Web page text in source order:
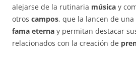
alejarse de la rutinaria música y
otros campos, que la lancen de
fama eterna y permitan destacar
relacionados con la creación de